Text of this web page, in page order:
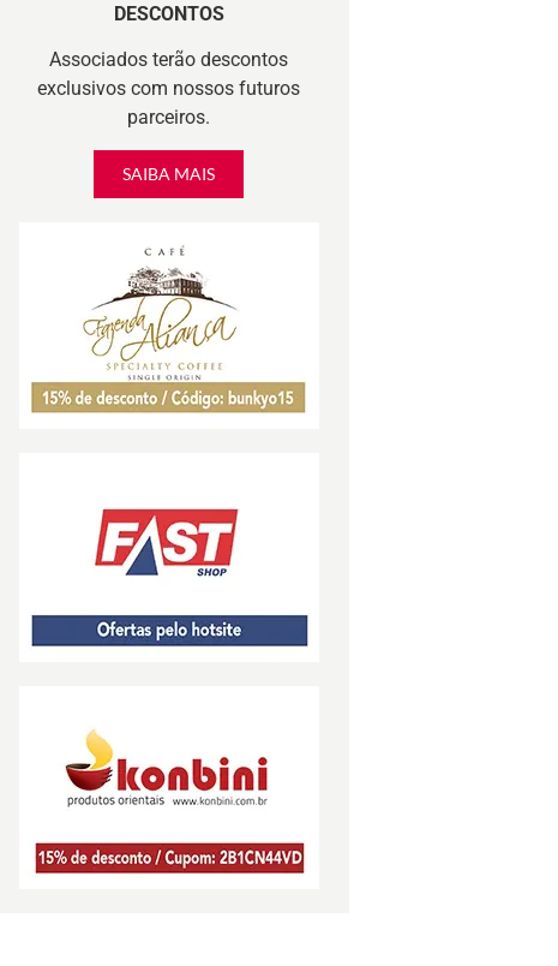
DESCONTOS
Associados terão descontos
exclusivos com nossos futuros
parceiros.
SAIBA MAIS